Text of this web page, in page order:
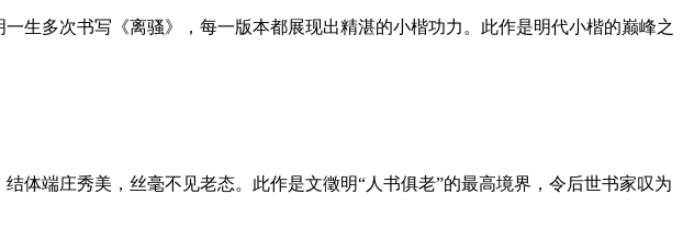
生多次书写《离骚》，每一版本都展现出精湛的小楷功力。此作是明代小楷的巅峰之
体端庄秀美，丝毫不见老态。此作是文徵明“人书俱老”的最高境界，令后世书家叹为